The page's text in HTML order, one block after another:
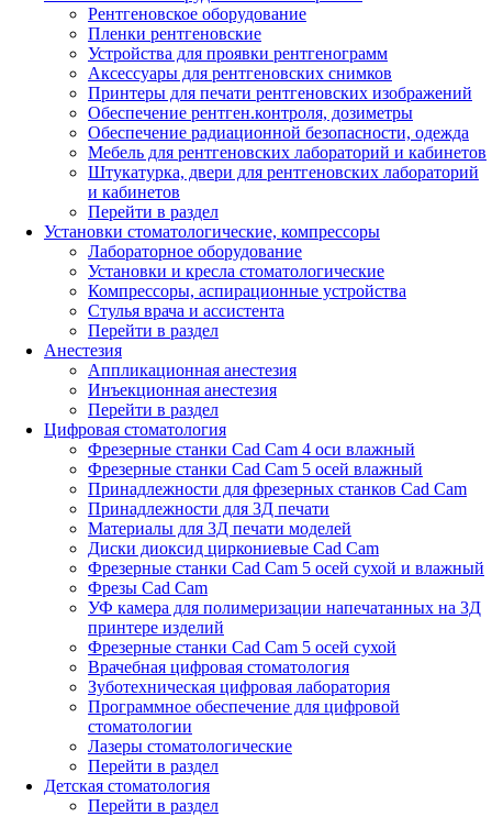
Рентгеновское оборудование
Пленки рентгеновские
Устройства для проявки рентгенограмм
Аксессуары для рентгеновских снимков
Принтеры для печати рентгеновских изображений
Обеспечение рентген.контроля, дозиметры
Обеспечение радиационной безопасности, одежда
Мебель для рентгеновских лабораторий и кабинетов
Штукатурка, двери для рентгеновских лабораторий
и кабинетов
Перейти в раздел
Установки стоматологические, компрессоры
Лабораторное оборудование
Установки и кресла стоматологические
Компрессоры, аспирационные устройства
Стулья врача и ассистента
Перейти в раздел
Анестезия
Аппликационная анестезия
Инъекционная анестезия
Перейти в раздел
Цифровая стоматология
Фрезерные станки Cad Cam 4 оси влажный
Фрезерные станки Cad Cam 5 осей влажный
Принадлежности для фрезерных станков Cad Cam
Принадлежности для 3Д печати
Материалы для 3Д печати моделей
Диски диоксид циркониевые Cad Cam
Фрезерные станки Cad Cam 5 осей сухой и влажный
Фрезы Cad Cam
УФ камера для полимеризации напечатанных на 3Д
принтере изделий
Фрезерные станки Cad Cam 5 осей сухой
Врачебная цифровая стоматология
Зуботехническая цифровая лаборатория
Программное обеспечение для цифровой
стоматологии
Лазеры стоматологические
Перейти в раздел
Детская стоматология
Перейти в раздел